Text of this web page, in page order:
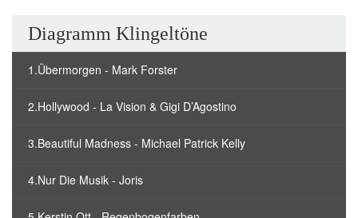
Diagramm Klingeltöne
1.Übermorgen - Mark Forster
2.Hollywood - La Vision & Gigi D’Agostino
3.Beautiful Madness - Michael Patrick Kelly
4.Nur Die Musik - Joris